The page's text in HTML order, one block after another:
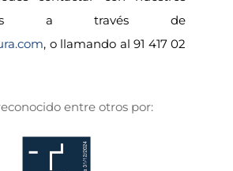
a través de
, o llamando al 91 417 02
entre otros por: